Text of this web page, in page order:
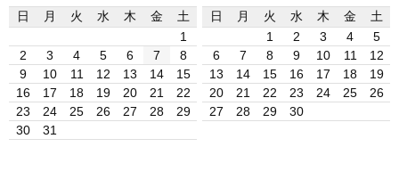
日
月 火 水 木 金
土
1
2
3 4 5 6 7
8
9
10 11 12 13 14
15
16
17 18 19 20 21
22
23
24 25 26 27 28
29
30
31
日
月 火 水 木 金
土
1
2 3 4
5
6
7 8 9 10 11
12
13
14 15 16 17 18
19
20
21 22 23 24 25
26
27
28 29 30